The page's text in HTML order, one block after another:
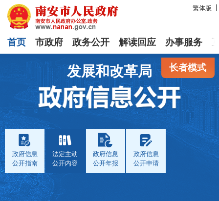
繁体版
首页 市政府 政务公开 解读回应 办事服务
长者模式
发展和改革局
政府信息
公开指南
法定主动
公开内容
政府信息
公开年报
政府信息
公开申请